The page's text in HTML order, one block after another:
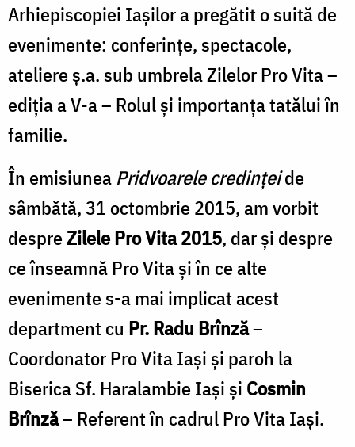
Arhiepiscopiei Iașilor a pregătit o suită de
evenimente: conferințe, spectacole,
ateliere ș.a. sub umbrela Zilelor Pro Vita –
ediția a V-a – Rolul și importanța tatălui în
familie.
În emisiunea Pridvoarele credințeide
sâmbătă, 31 octombrie 2015, am vorbit
despreZilele Pro Vita 2015, dar și despre
ce înseamnă Pro Vita și în ce alte
evenimente s-a mai implicat acest
department cu Pr. Radu Brînză–
Coordonator Pro Vita Iași și paroh la
Biserica Sf. Haralambie Iași și Cosmin
Brînză– Referent în cadrul Pro Vita Iași.